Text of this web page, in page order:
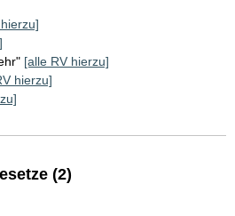
[alle RV hierzu]
hierzu]
(2)